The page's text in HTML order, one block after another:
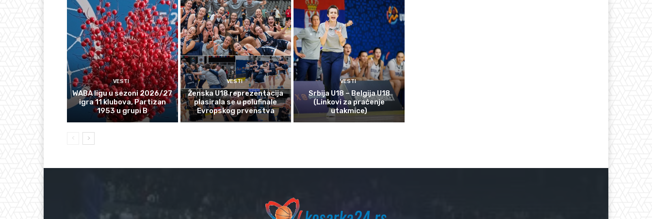
VESTI
WABA ligu u sezoni 2026/27
igra 11 klubova, Partizan
1953 u grupi B
VESTI
Ženska U18 reprezentacija
plasirala se u polufinale
Evropskog prvenstva
VESTI
Srbija U18 – Belgija U18
(Linkovi za praćenje
utakmice)